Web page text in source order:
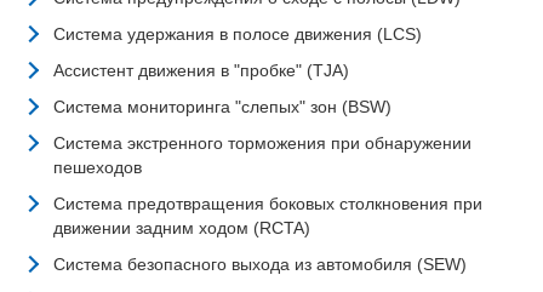
Система удержания в полосе движения (LCS)
Ассистент движения в "пробке" (TJA)
Система мониторинга "слепых" зон (BSW)
Система экстренного торможения при обнаружении
пешеходов
Система предотвращения боковых столкновения при
движении задним ходом (RCTA)
Система безопасного выхода из автомобиля (SEW)